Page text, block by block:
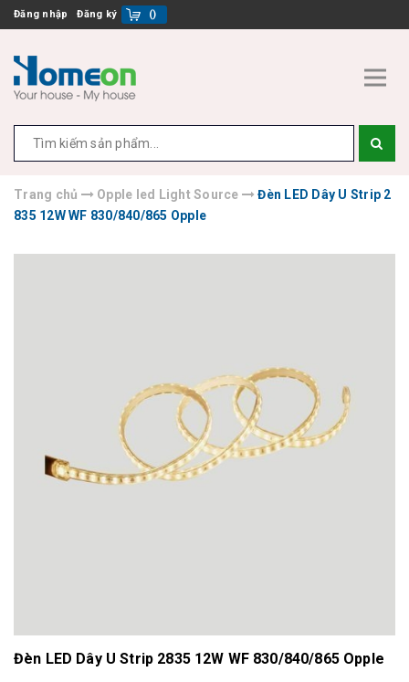
Đăng nhập Đăng ký ()
Trang chủ Opple led Light Source
Đèn LED Dây U Strip 2
835 12W WF 830/840/865 Opple
Đèn LED Dây U Strip 2835 12W WF 830/840/865 Opple